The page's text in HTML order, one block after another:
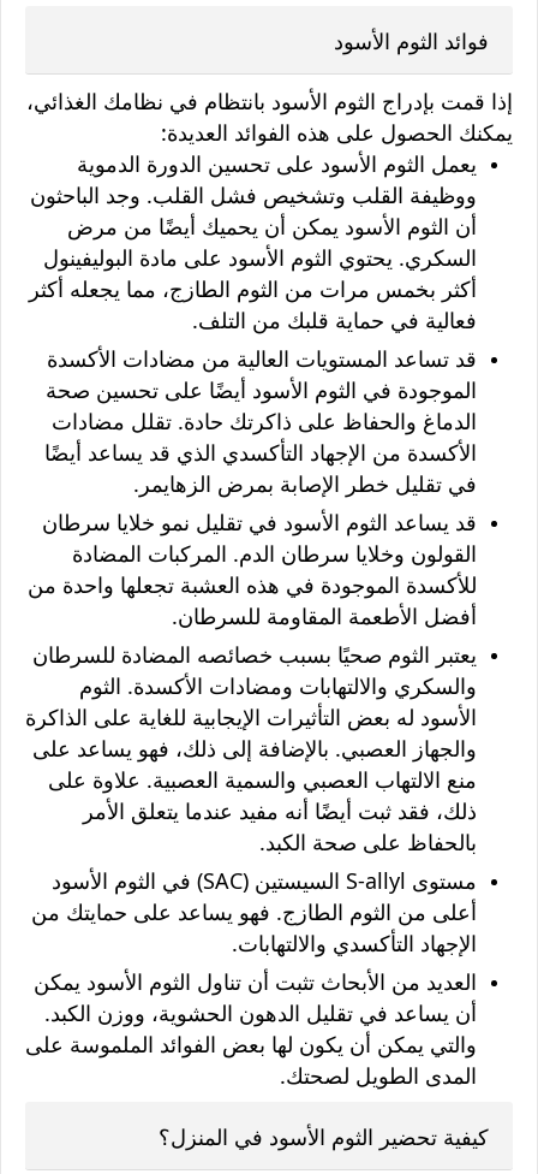
فوائد الثوم الأسود
إذا قمت بإدراج الثوم الأسود بانتظام في نظامك الغذائي،
يمكنك الحصول على هذه الفوائد العديدة:
يعمل الثوم الأسود على تحسين الدورة الدموية
ووظيفة القلب وتشخيص فشل القلب. وجد الباحثون
أن الثوم الأسود يمكن أن يحميك أيضًا من مرض
السكري. يحتوي الثوم الأسود على مادة البوليفينول
أكثر بخمس مرات من الثوم الطازج، مما يجعله أكثر
فعالية في حماية قلبك من التلف.
قد تساعد المستويات العالية من مضادات الأكسدة
الموجودة في الثوم الأسود أيضًا على تحسين صحة
الدماغ والحفاظ على ذاكرتك حادة. تقلل مضادات
الأكسدة من الإجهاد التأكسدي الذي قد يساعد أيضًا
في تقليل خطر الإصابة بمرض الزهايمر.
قد يساعد الثوم الأسود في تقليل نمو خلايا سرطان
القولون وخلايا سرطان الدم. المركبات المضادة
للأكسدة الموجودة في هذه العشبة تجعلها واحدة من
أفضل الأطعمة المقاومة للسرطان.
يعتبر الثوم صحيًا بسبب خصائصه المضادة للسرطان
والسكري والالتهابات ومضادات الأكسدة. الثوم
الأسود له بعض التأثيرات الإيجابية للغاية على الذاكرة
والجهاز العصبي. بالإضافة إلى ذلك، فهو يساعد على
منع الالتهاب العصبي والسمية العصبية. علاوة على
ذلك، فقد ثبت أيضًا أنه مفيد عندما يتعلق الأمر
بالحفاظ على صحة الكبد.
مستوى S-allyl السيستين (SAC) في الثوم الأسود
أعلى من الثوم الطازج. فهو يساعد على حمايتك من
الإجهاد التأكسدي والالتهابات.
العديد من الأبحاث تثبت أن تناول الثوم الأسود يمكن
أن يساعد في تقليل الدهون الحشوية، ووزن الكبد.
والتي يمكن أن يكون لها بعض الفوائد الملموسة على
المدى الطويل لصحتك.
كيفية تحضير الثوم الأسود في المنزل؟